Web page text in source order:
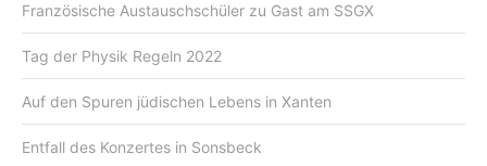
Französische Austauschschüler zu Gast am SSGX
Tag der Physik Regeln 2022
Auf den Spuren jüdischen Lebens in Xanten
Entfall des Konzertes in Sonsbeck